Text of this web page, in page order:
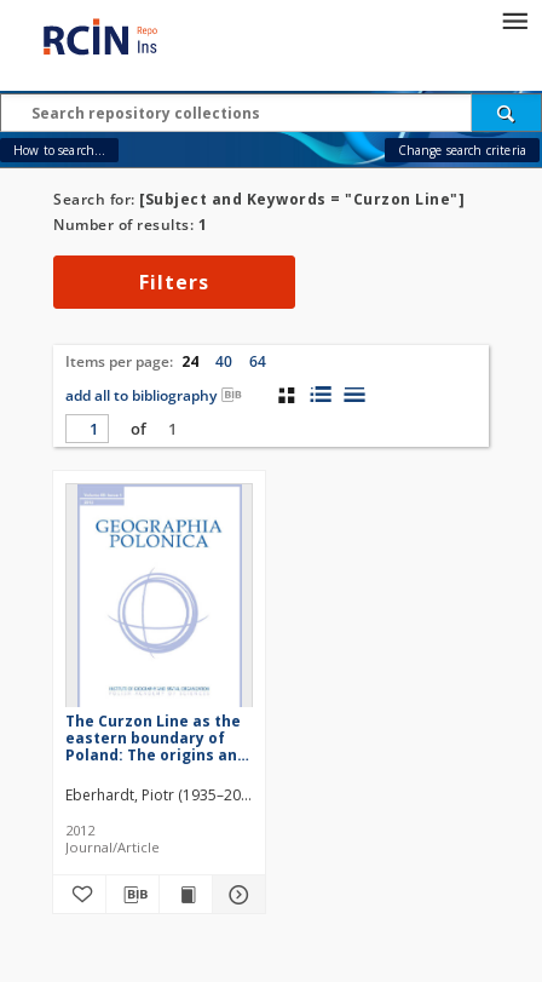
How to search... Change search criteria
Search for: [Subject and Keywords = "Curzon Line"]
Number of results: 1
Filters
Items per page: 24 40
64
add all to bibliography
of
1
The Curzon Line as the
eastern boundary of
Poland: The origins and
background
Eberhardt, Piotr (1935–2020)
2012
Journal/Article